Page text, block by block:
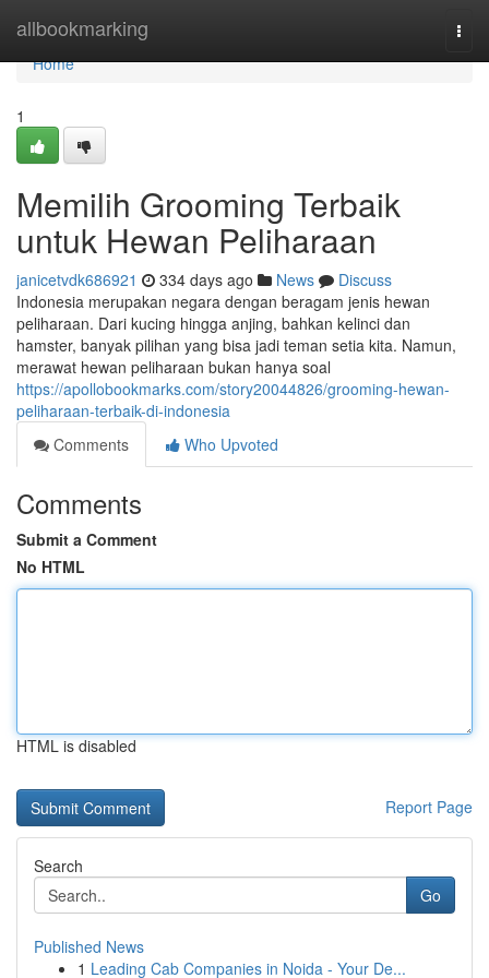
allbookmarking
Home
Home
1
Memilih Grooming Terbaik
untuk Hewan Peliharaan
janicetvdk686921 334 days ago News
Discuss
Indonesia merupakan negara dengan beragam jenis hewan
peliharaan. Dari kucing hingga anjing, bahkan kelinci dan
hamster, banyak pilihan yang bisa jadi teman setia kita. Namun,
merawat hewan peliharaan bukan hanya soal
https://apollobookmarks.com/story20044826/grooming-hewan-
peliharaan-terbaik-di-indonesia
Comments
Who Upvoted
Comments
Submit a Comment
No HTML
HTML is disabled
Report Page
Search
Go
Published News
1 Leading Cab Companies in Noida - Your De...